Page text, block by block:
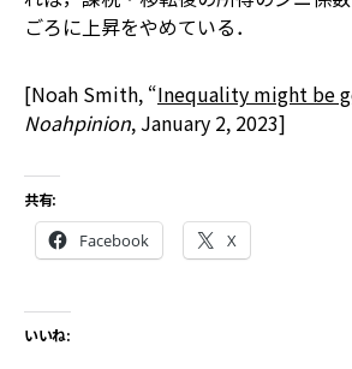
ごろに上昇をやめている．
[Noah Smith, “Inequality might be
Noahpinion, January 2, 2023]
共有:
Facebook X
いいね: